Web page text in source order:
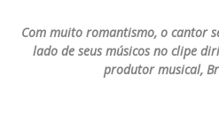
Com muito romantismo, o cantor
lado de seus músicos no clipe
produtor musical,